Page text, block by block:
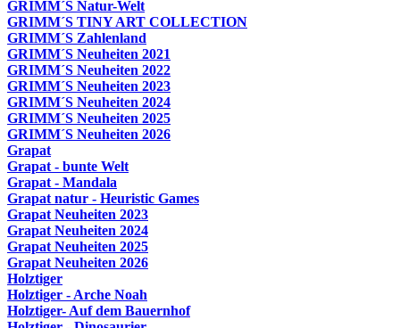
GRIMM´S Natur-Welt
GRIMM´S TINY ART COLLECTION
GRIMM´S Zahlenland
GRIMM´S Neuheiten 2021
GRIMM´S Neuheiten 2022
GRIMM´S Neuheiten 2023
GRIMM´S Neuheiten 2024
GRIMM´S Neuheiten 2025
GRIMM´S Neuheiten 2026
Grapat
Grapat - bunte Welt
Grapat - Mandala
Grapat natur - Heuristic Games
Grapat Neuheiten 2023
Grapat Neuheiten 2024
Grapat Neuheiten 2025
Grapat Neuheiten 2026
Holztiger
Holztiger - Arche Noah
Holztiger- Auf dem Bauernhof